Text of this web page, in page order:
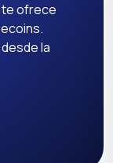
te ofrece
la